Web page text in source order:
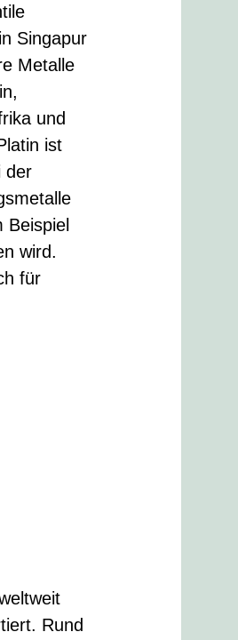
Singapur
Metalle
und
ist
der
wird.
für
Rund